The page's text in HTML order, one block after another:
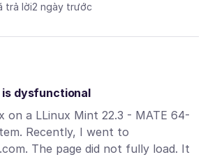
trả lời2 ngày trước
is dysfunctional
on a LLinux Mint 22.3 - MATE 64-
Recently, I went to
The page did not fully load. It